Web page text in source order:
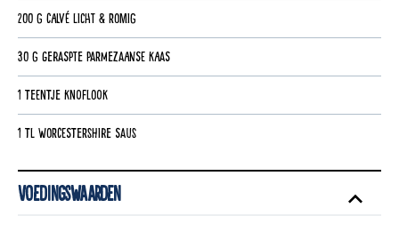
200 g Calvé Licht & Romig
30 g geraspte parmezaanse kaas
1 teentje knoflook
1 tl worcestershire saus
Voedingswaarden